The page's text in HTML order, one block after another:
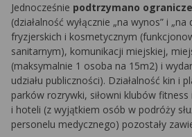
Jednocześnie podtrzymano
(działalność wyłącznie „na wynos” i
fryzjerskich i kosmetycznym
sanitarnym), komunikacji miejskiej,
(maksymalnie 1 osoba na 15m2) i
udziału publiczności). Działalność kin i
parków rozrywki, siłowni klubów
i hoteli (z wyjątkiem osób w podróży
personelu medycznego) pozostały